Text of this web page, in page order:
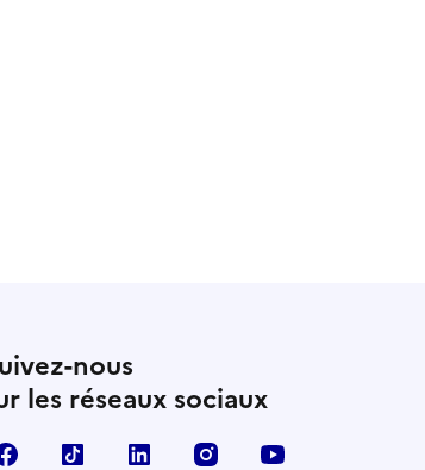
nous
les réseaux sociaux
FacebookTikTok LinkedIn Instagram